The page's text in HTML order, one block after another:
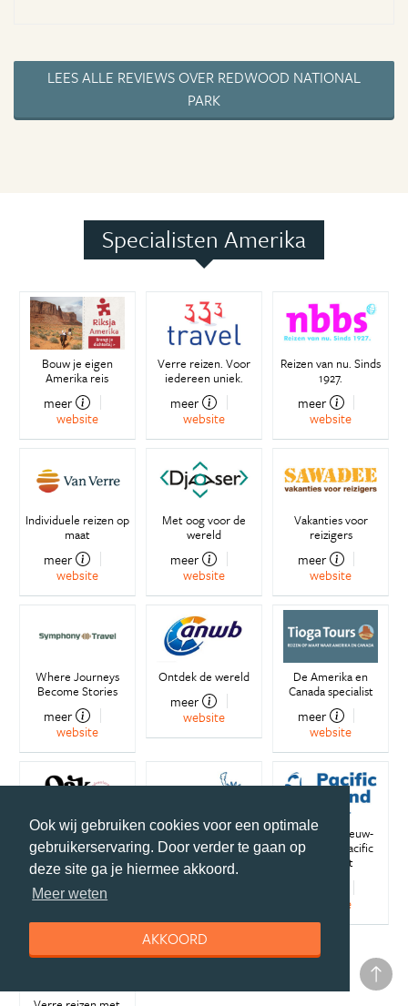
Ook wij gebruiken cookies voor een optimale
gebruikerservaring. Door verder te gaan op
deze site ga je hiermee akkoord.
Meer weten
AKKOORD
LEES ALLE REVIEWS OVER REDWOOD NATIONAL
PARK
Specialisten Amerika
Bouw je eigen
Amerika reis
meer
website
Verre reizen. Voor
iedereen uniek.
meer
website
Reizen van nu. Sinds
1927.
meer
website
Individuele reizen op
maat
meer
website
Met oog voor de
wereld
meer
website
Vakanties voor
reizigers
meer
website
Where Journeys
Become Stories
meer
website
Ontdek de wereld
meer
website
De Amerika en
Canada specialist
meer
website
Reizen & werken in
het buitenland
meer
website
Dé camperspecialist
voor Amerika
meer
Australië, Nieuw-
Zeeland & Pacific
specialist
website